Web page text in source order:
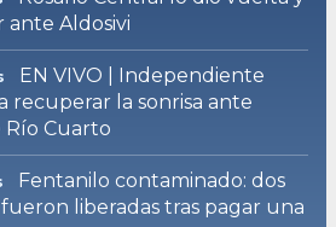
ante Aldosivi
EN VIVO | Independiente
recuperar la sonrisa ante
Río Cuarto
Fentanilo contaminado: dos
liberadas tras pagar una